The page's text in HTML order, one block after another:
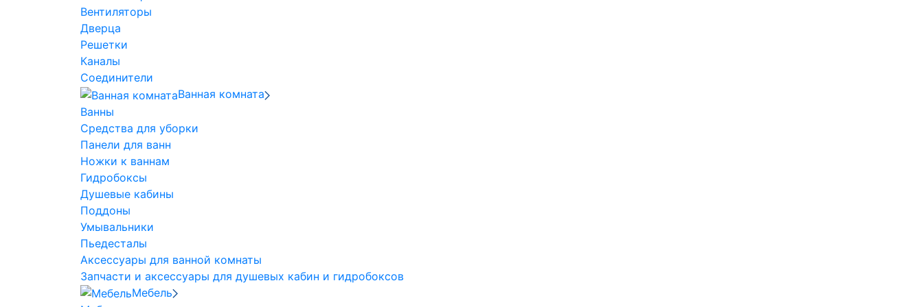
Вентиляторы
Дверца
Решетки
Каналы
Соединители
Ванная комната
Ванны
Средства для уборки
Панели для ванн
Ножки к ваннам
Гидробоксы
Душевые кабины
Поддоны
Умывальники
Пьедесталы
Аксессуары для ванной комнаты
Запчасти и аксессуары для душевых кабин и гидробоксов
Мебель